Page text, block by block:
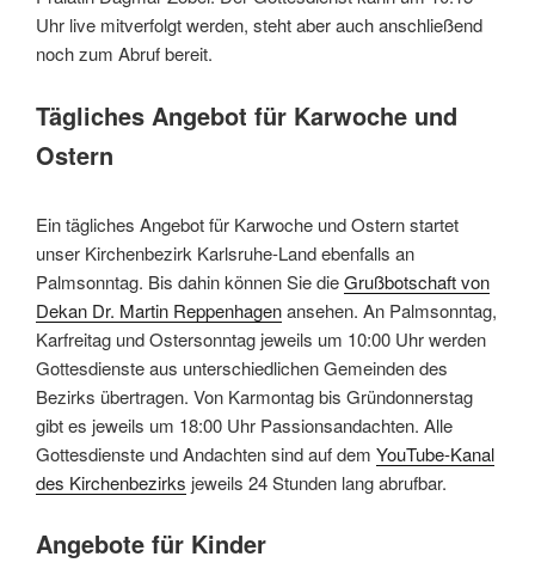
Uhr live mitverfolgt werden, steht aber auch anschließend
noch zum Abruf bereit.
Tägliches Angebot für Karwoche und
Ostern
Ein tägliches Angebot für Karwoche und Ostern startet
unser Kirchenbezirk Karlsruhe-Land ebenfalls an
Palmsonntag. Bis dahin können Sie dieGrußbotschaft von
Dekan Dr. Martin Reppenhagenansehen. An Palmsonntag,
Karfreitag und Ostersonntag jeweils um 10:00 Uhr werden
Gottesdienste aus unterschiedlichen Gemeinden des
Bezirks übertragen. Von Karmontag bis Gründonnerstag
gibt es jeweils um 18:00 Uhr Passionsandachten. Alle
Gottesdienste und Andachten sind auf dem YouTube-Kanal
des Kirchenbezirks jeweils 24 Stunden lang abrufbar.
Angebote für Kinder